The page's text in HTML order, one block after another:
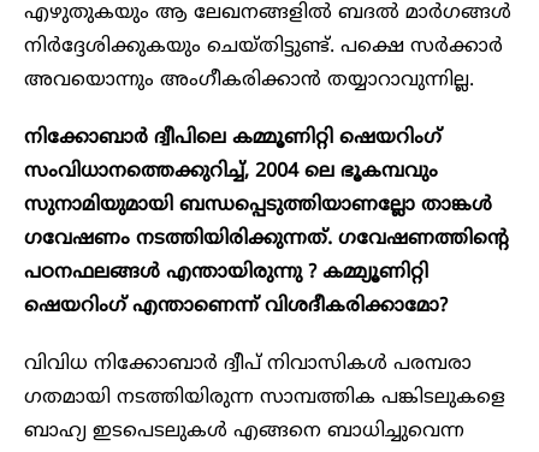
എഴുതുകയും ആ ലേഖനങ്ങളിൽ ബദൽ മാർഗങ്ങൾ
നിർദ്ദേശിക്കുകയും ചെയ്തിട്ടുണ്ട്. പക്ഷെ സർക്കാർ
അവയൊന്നും അം​ഗീകരിക്കാൻ തയ്യാറാവുന്നില്ല.
നിക്കോബാർ ദ്വീപിലെ കമ്മൂണിറ്റി ഷെയറിം​ഗ്
സംവിധാനത്തെക്കുറിച്ച്, 2004 ലെ ഭൂകമ്പവും
സുനാമിയുമായി ബന്ധപ്പെടുത്തിയാണല്ലോ താങ്കൾ
ഗവേഷണം നടത്തിയിരിക്കുന്നത്. ഗവേഷണത്തിന്റെ
പഠനഫലങ്ങൾ എന്തായിരുന്നു ? കമ്മ്യൂണിറ്റി
ഷെയറിം​ഗ് എന്താണെന്ന് വിശദീകരിക്കാമോ?
വിവിധ നിക്കോബാർ ദ്വീപ് നിവാസികൾ പരമ്പരാ​
ഗതമായി നടത്തിയിരുന്ന സാമ്പത്തിക പങ്കിടലുകളെ
ബാഹ്യ ഇടപെടലുകൾ എങ്ങനെ ബാധിച്ചുവെന്ന